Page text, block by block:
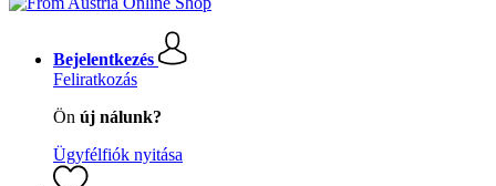
Bejelentkezés
Feliratkozás
Ön új nálunk?
Ügyfélfiók nyitása